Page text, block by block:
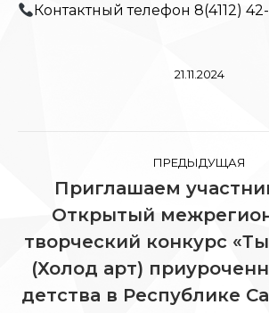
Контактный телефон 8(4112)
21.11.2024
Навигация
по
записям
ПРЕДЫДУЩАЯ
запись:
Приглашаем
Открытый
творческий конкурс
(Холод арт)
детства в Республике